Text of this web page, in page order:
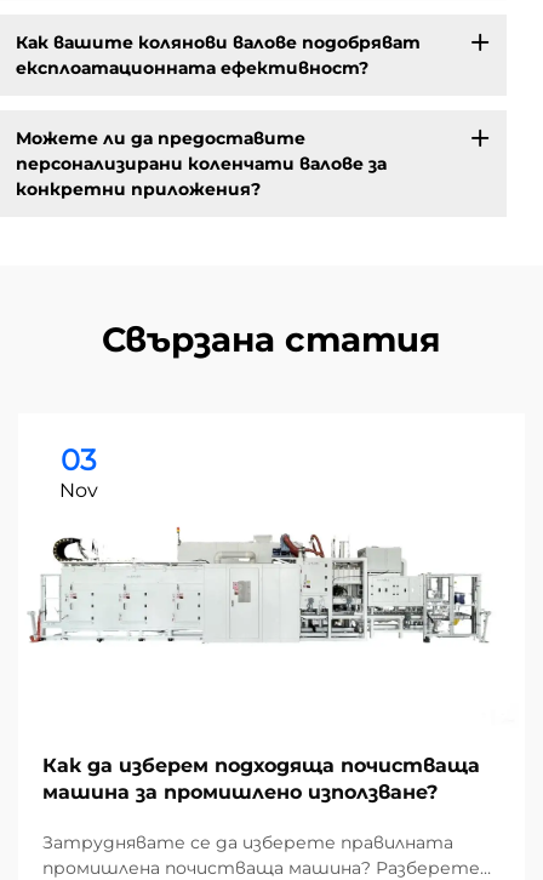
Как вашите колянови валове подобряват
експлоатационната ефективност?
Можете ли да предоставите
персонализирани коленчати валове за
конкретни приложения?
Свързана статия
03
Nov
Как да изберем подходяща почистваща
машина за промишлено използване?
Затруднявате се да изберете правилната
промишлена почистваща машина? Разберете